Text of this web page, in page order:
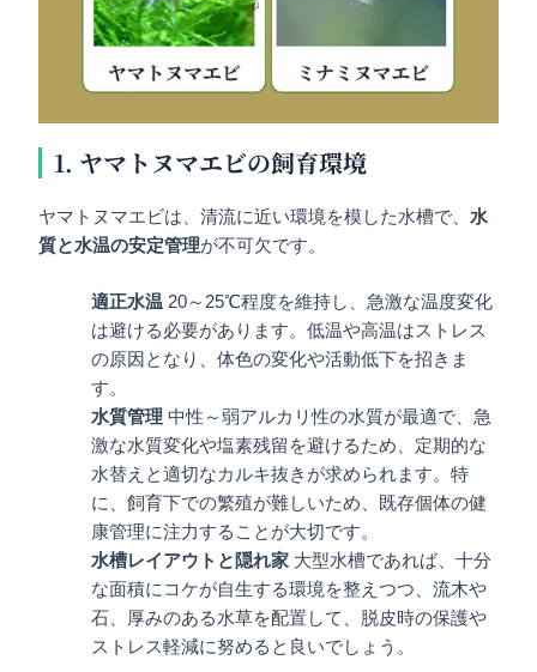
1. ヤマトヌマエビの飼育環境
ヤマトヌマエビは、清流に近い環境を模した水槽で、 水
質と水温の安定管理が不可欠です。
適正水温 20～25℃程度を維持し、急激な温度変化
は避ける必要があります。低温や高温はストレス
の原因となり、体色の変化や活動低下を招きま
す。
水質管理 中性～弱アルカリ性の水質が最適で、急
激な水質変化や塩素残留を避けるため、定期的な
水替えと適切なカルキ抜きが求められます。特
に、飼育下での繁殖が難しいため、既存個体の健
康管理に注力することが大切です。
水槽レイアウトと隠れ家 大型水槽であれば、十分
な面積にコケが自生する環境を整えつつ、流木や
石、厚みのある水草を配置して、脱皮時の保護や
ストレス軽減に努めると良いでしょう。